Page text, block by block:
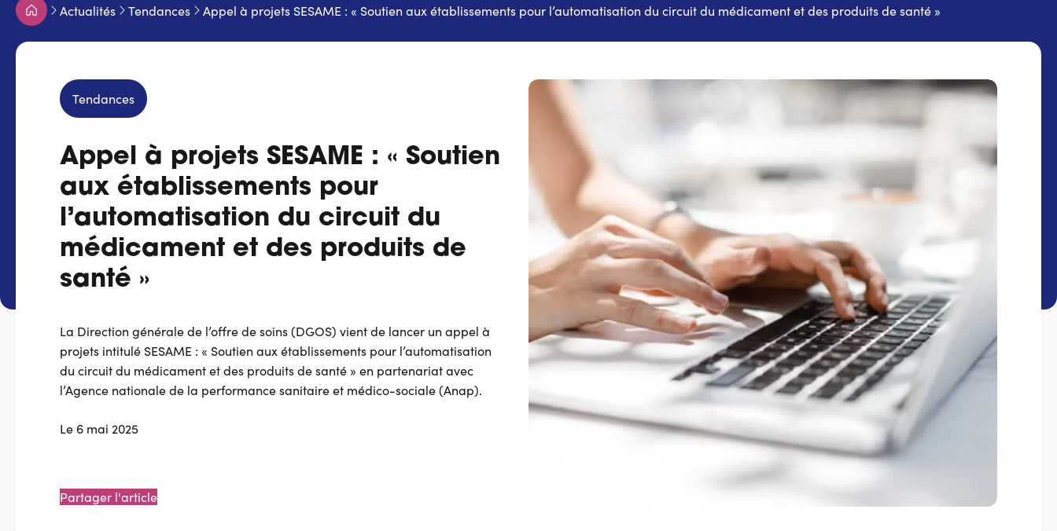
Fil
d'Ariane
Actualités Tendances Appel à projets SESAME : « Soutien aux établissements pour l’automatisation du circuit du médicament et des produits de santé »
Tendances
Appel à projets SESAME : « Soutien
aux établissements pour
l’automatisation du circuit du
médicament et des produits de
santé »
La Direction générale de l’offre de soins (DGOS) vient de lancer un appel à
projets intitulé SESAME : « Soutien aux établissements pour l’automatisation
du circuit du médicament et des produits de santé » en partenariat avec
l’Agence nationale de la performance sanitaire et médico-sociale (Anap).
Le 6 mai 2025
Partager l'article